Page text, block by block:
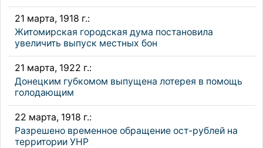
21 марта, 1918 г.:
Житомирская городская дума постановила
увеличить выпуск местных бон
21 марта, 1922 г.:
Донецким губкомом выпущена лотерея в помощь
голодающим
22 марта, 1918 г.:
Разрешено временное обращение ост-рублей на
территории УНР